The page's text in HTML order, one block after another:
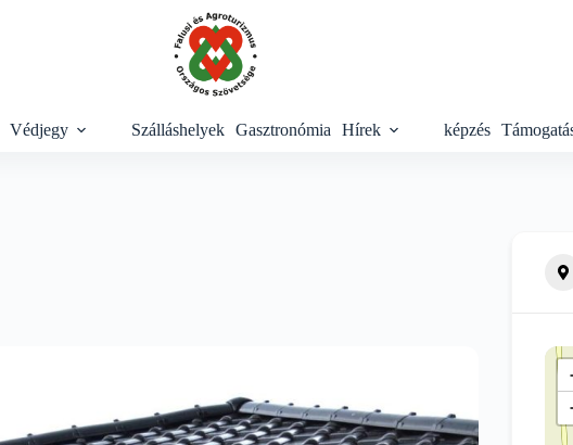
Védjegy Szálláshelyek Gasztronómia Hírek képzés